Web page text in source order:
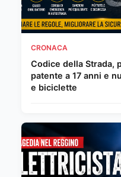
CRONACA
Codice della Strada,
patente a 17 anni e
e biciclette